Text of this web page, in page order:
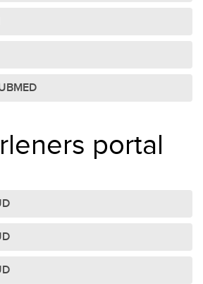
portal